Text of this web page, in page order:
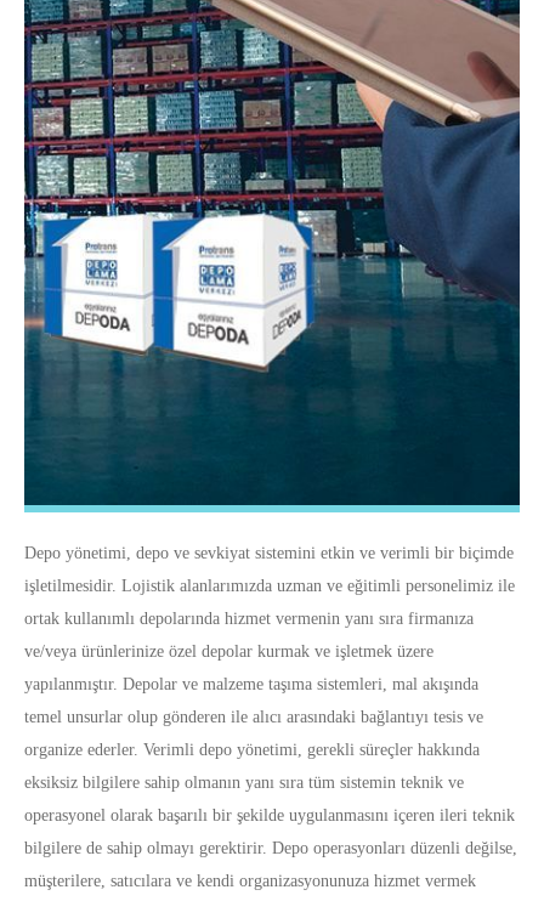
Depo yönetimi, depo ve sevkiyat sistemini etkin ve verimli bir biçimde
işletilmesidir. Lojistik alanlarımızda uzman ve eğitimli personelimiz ile
ortak kullanımlı depolarında hizmet vermenin yanı sıra firmanıza
ve/veya ürünlerinize özel depolar kurmak ve işletmek üzere
yapılanmıştır. Depolar ve malzeme taşıma sistemleri, mal akışında
temel unsurlar olup gönderen ile alıcı arasındaki bağlantıyı tesis ve
organize ederler. Verimli depo yönetimi, gerekli süreçler hakkında
eksiksiz bilgilere sahip olmanın yanı sıra tüm sistemin teknik ve
operasyonel olarak başarılı bir şekilde uygulanmasını içeren ileri teknik
bilgilere de sahip olmayı gerektirir. Depo operasyonları düzenli değilse,
müşterilere, satıcılara ve kendi organizasyonunuza hizmet vermek